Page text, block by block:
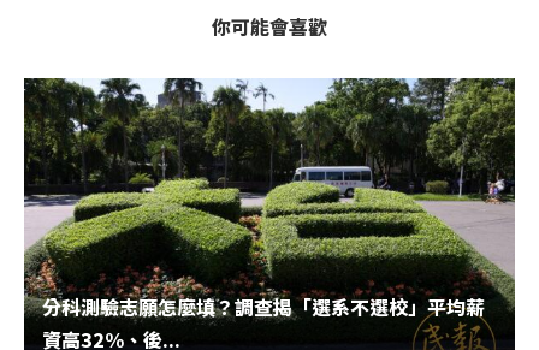
你可能會喜歡
分科測驗志願怎麼填？調查揭「選系不選校」平均薪
資高32%、後...